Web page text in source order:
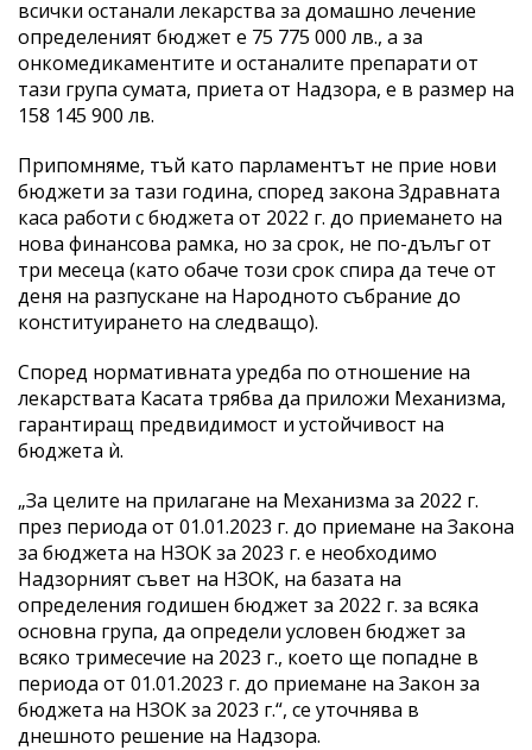
всички останали лекарства за домашно лечение
определеният бюджет е 75 775 000 лв., а за
онкомедикаментите и останалите препарати от
тази група сумата, приета от Надзора, е в размер на
158 145 900 лв.
Припомняме, тъй като парламентът не прие нови
бюджети за тази година, според закона Здравната
каса работи с бюджета от 2022 г. до приемането на
нова финансова рамка, но за срок, не по-дълъг от
три месеца (като обаче този срок спира да тече от
деня на разпускане на Народното събрание до
конституирането на следващо).
Според нормативната уредба по отношение на
лекарствата Касата трябва да приложи Механизма,
гарантиращ предвидимост и устойчивост на
бюджета ѝ.
„За целите на прилагане на Механизма за 2022 г.
през периода от 01.01.2023 г. до приемане на Закона
за бюджета на НЗОК за 2023 г. е необходимо
Надзорният съвет на НЗОК, на базата на
определения годишен бюджет за 2022 г. за всяка
основна група, да определи условен бюджет за
всяко тримесечие на 2023 г., което ще попадне в
периода от 01.01.2023 г. до приемане на Закон за
бюджета на НЗОК за 2023 г.“, се уточнява в
днешното решение на Надзора.